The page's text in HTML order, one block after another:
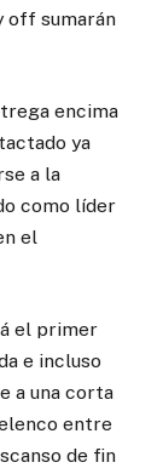
off sumarán
encima
ya
a la
como líder
el
el primer
e incluso
a una corta
entre
de fin